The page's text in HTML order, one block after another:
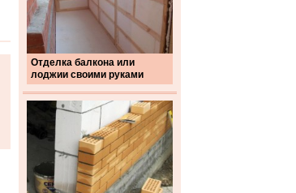
Отделка балкона или
лоджии своими руками